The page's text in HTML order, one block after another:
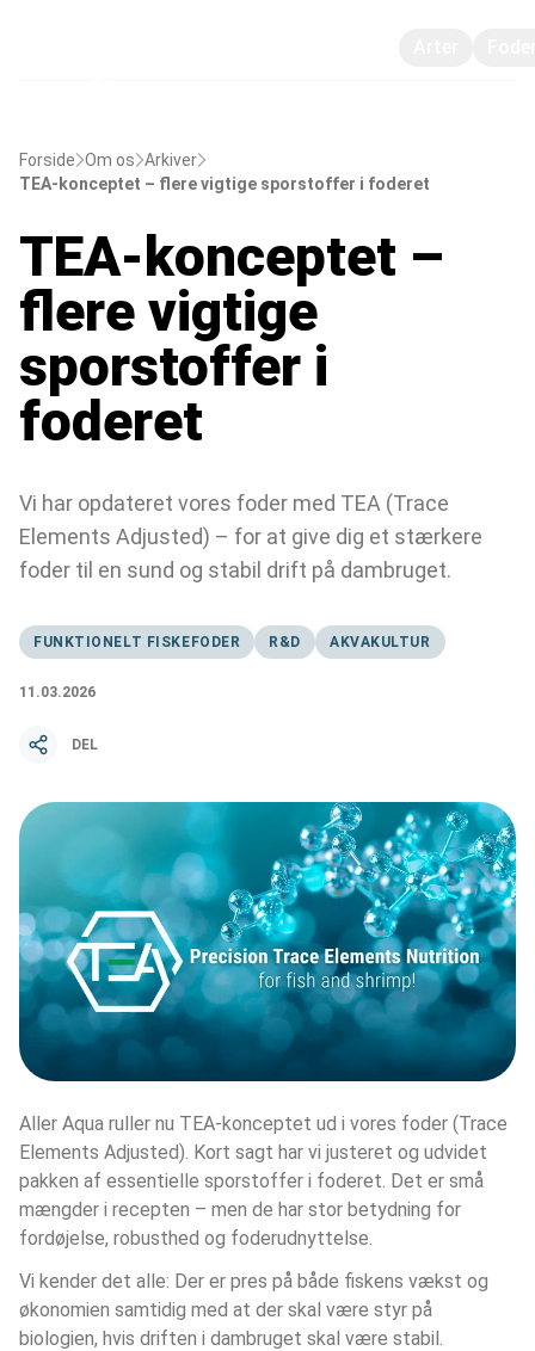
Forside Om os Arkiver
TEA-konceptet – flere vigtige sporstoffer i foderet
FUNKTIONELT FISKEFODER R&D AKVAKULTUR
11.03.2026
DEL
TEA-konceptet –
flere vigtige
sporstoffer i
foderet
Vi har opdateret vores foder med TEA (Trace
Elements Adjusted) – for at give dig et stærkere
foder til en sund og stabil drift på dambruget.
Aller Aqua ruller nu TEA-konceptet ud i vores foder (Trace
Elements Adjusted). Kort sagt har vi justeret og udvidet
pakken af essentielle sporstoffer i foderet. Det er små
mængder i recepten – men de har stor betydning for
fordøjelse, robusthed og foderudnyttelse.
Vi kender det alle: Der er pres på både fiskens vækst og
økonomien samtidig med at der skal være styr på
biologien, hvis driften i dambruget skal være stabil.